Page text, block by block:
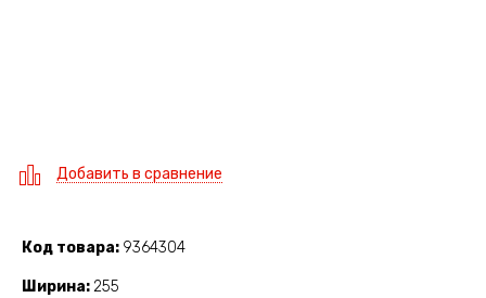
Добавить в сравнение
Код товара 9364304
Ширина 255